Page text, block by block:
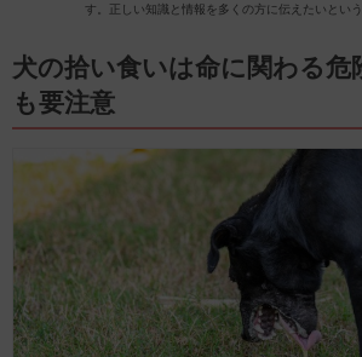
す。正しい知識と情報を多くの方に伝えたいとい
犬の拾い食いは命に関わる
も要注意